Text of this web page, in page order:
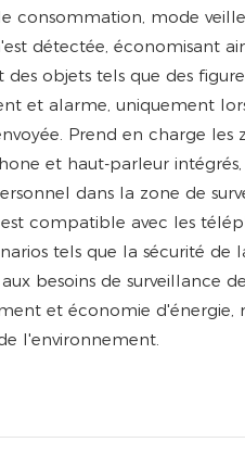
consommation, mode
détectée, économisant
objets tels que des
et alarme, uniquement
Prend en charge les
et haut-parleur
dans la zone de
compatible avec les
tels que la sécurité de
besoins de surveillance
et économie d'énergie,
l'environnement.